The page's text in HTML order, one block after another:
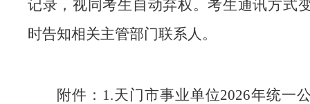
记录，视同考生自动弃权。考生通讯方式
时告知相关主管部门联系人。
附件：1.天门市事业单位2026年统一